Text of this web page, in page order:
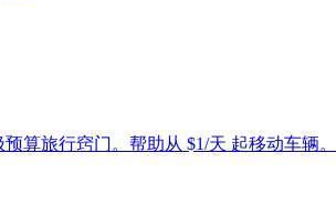
算旅行窍门。帮助从 $1/天 起移动车辆。